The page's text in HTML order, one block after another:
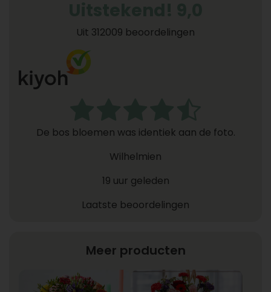
Uit 312009 beoordelingen
De bos bloemen was identiek aan de foto.
Wilhelmien
19 uur geleden
Laatste beoordelingen
Meer producten